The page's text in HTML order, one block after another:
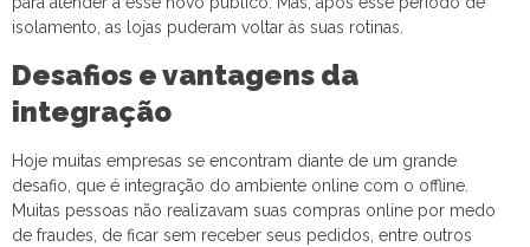
isolamento, as lojas puderam voltar às suas rotinas.
Desafios e vantagens da
integração
Hoje muitas empresas se encontram diante de um grande
desafio, que é integração do ambiente online com o offline.
Muitas pessoas não realizavam suas compras online por medo
de fraudes, de ficar sem receber seus pedidos, entre outros